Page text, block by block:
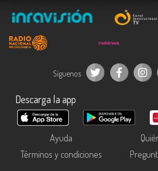
Síguenos
Descarga la app
Ayuda
Términos y condiciones